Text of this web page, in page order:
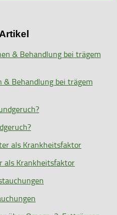
& Behandlung bei trägem
als Krankheitsfaktor